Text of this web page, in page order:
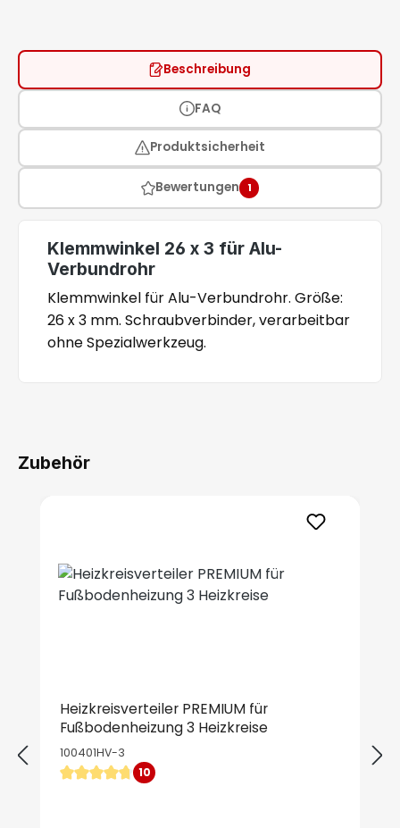
Beschreibung
FAQ
Produktsicherheit
Bewertungen 1
Klemmwinkel 26 x 3 für Alu-
Verbundrohr
Klemmwinkel für Alu-Verbundrohr. Größe:
26 x 3 mm. Schraubverbinder, verarbeitbar
ohne Spezialwerkzeug.
Zubehör
Heizkreisverteiler PREMIUM für
Fußbodenheizung 3 Heizkreise
100401HV-3
Durchschnittliche Bewertung von 4.7 von 5 Sternen
10